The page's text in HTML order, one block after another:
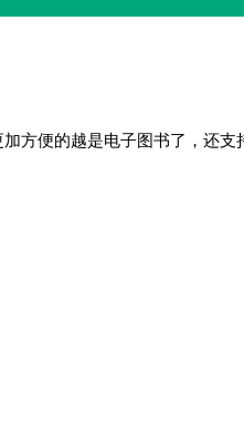
方便的越是电子图书了，还支